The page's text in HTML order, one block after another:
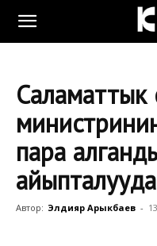
Саламаттык
пара
айыпталууда
Автор: Элдияр Арыкбаев -